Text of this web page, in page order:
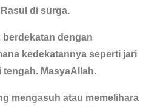
di surga.
berdekatan dengan
kedekatannya seperti jari
MasyaAllah.
mengasuh atau memelihara